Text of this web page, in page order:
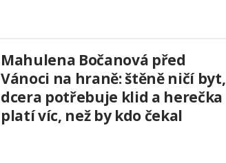
Mahulena Bočanová před
Vánoci na hraně: štěně ničí byt,
dcera potřebuje klid a herečka
platí víc, než by kdo čekal